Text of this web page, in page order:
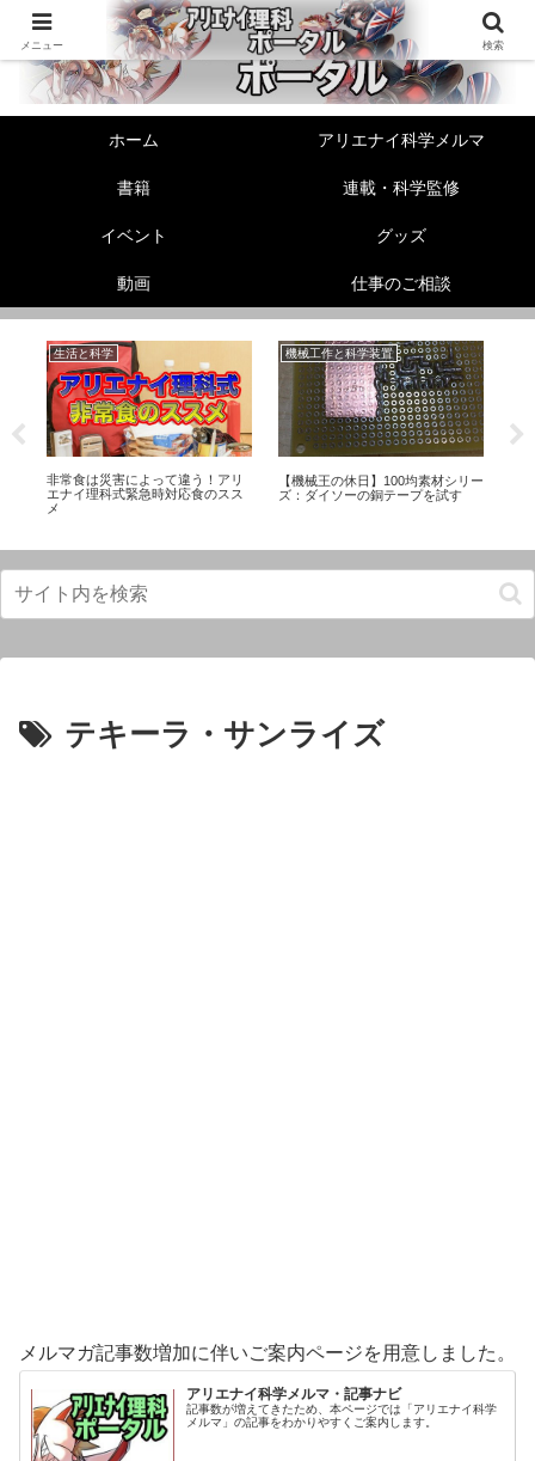
ホーム アリエナイ科学メルマ
書籍 連載・科学監修
イベント グッズ
動画 仕事のご相談
生活と科学
非常食は災害によって違う！アリ
エナイ理科式緊急時対応食のスス
メ
機械工作と科学装置
【機械王の休日】100均素材シリー
ズ：ダイソーの銅テープを試す
テキーラ・サンライズ
メルマガ記事数増加に伴いご案内ページを用意しました。
アリエナイ科学メルマ・記事ナビ
記事数が増えてきたため、本ページでは「アリエナイ科学
メルマ」の記事をわかりやすくご案内します。
メニュー 検索